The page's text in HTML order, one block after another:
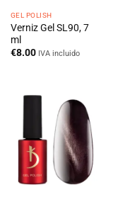
GEL POLISH
Verniz Gel SL90, 7
ml
€8.00 IVA incluido